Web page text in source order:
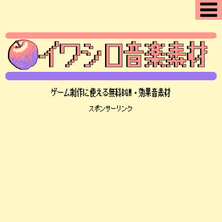
ゲーム制作に使える無料BGM・効果音素材
スポンサーリンク